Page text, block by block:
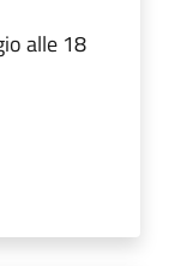
alle 18